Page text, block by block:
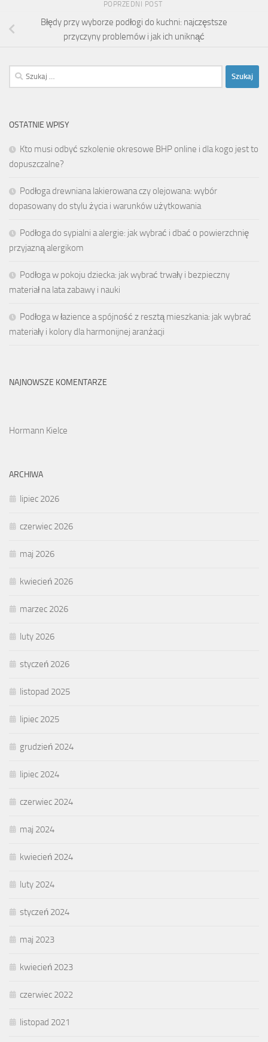
POPRZEDNI POST
Błędy przy wyborze podłogi do kuchni: najczęstsze
przyczyny problemów i jak ich uniknąć
Szukaj:
OSTATNIE WPISY
Kto musi odbyć szkolenie okresowe BHP online i dla kogo jest to
dopuszczalne?
Podłoga drewniana lakierowana czy olejowana: wybór
dopasowany do stylu życia i warunków użytkowania
Podłoga do sypialni a alergie: jak wybrać i dbać o powierzchnię
przyjazną alergikom
Podłoga w pokoju dziecka: jak wybrać trwały i bezpieczny
materiał na lata zabawy i nauki
Podłoga w łazience a spójność z resztą mieszkania: jak wybrać
materiały i kolory dla harmonijnej aranżacji
NAJNOWSZE KOMENTARZE
Hormann Kielce
ARCHIWA
lipiec 2026
czerwiec 2026
maj 2026
kwiecień 2026
marzec 2026
luty 2026
styczeń 2026
listopad 2025
lipiec 2025
grudzień 2024
lipiec 2024
czerwiec 2024
maj 2024
kwiecień 2024
luty 2024
styczeń 2024
maj 2023
kwiecień 2023
czerwiec 2022
listopad 2021